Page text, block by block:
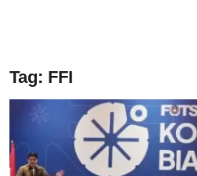
Futsalhita
Sportainment
Total Sports
Tag: FFI